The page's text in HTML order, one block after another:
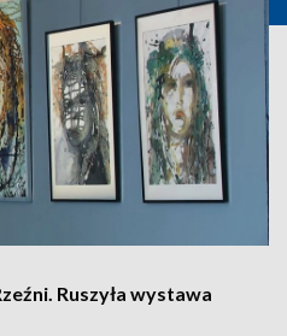
Ruszyła wystawa